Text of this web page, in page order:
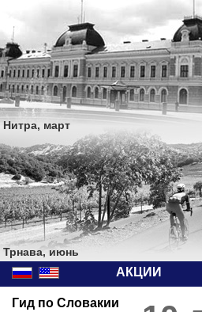
Нитра, март
Трнава, июнь
АКЦИИ
Гид по Словакии